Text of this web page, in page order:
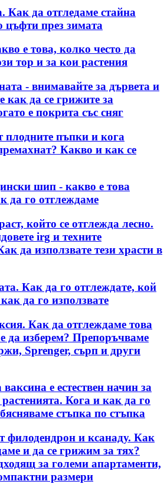
да отгледаме стайна
цъфти през зимата
е това, колко често да
тор и за кои растения
- внимавайте за дървета и
как да се грижите за
е покрита със сняг
плодните пъпки и кога
Какво и как се
шип - какво е това
да го отглеждаме
който се отглежда лесно.
irg и техните
да използвате тези храсти в
Как да го отглеждате, кой
да го използвате
Как да отглеждаме това
да изберем? Препоръчваме
Sprenger, сърп и други
е естествен начин за
Кога и как да го
стъпка по стъпка
филодендрон и ксанаду. Как
и да се грижим за тях?
за големи апартаменти,
размери